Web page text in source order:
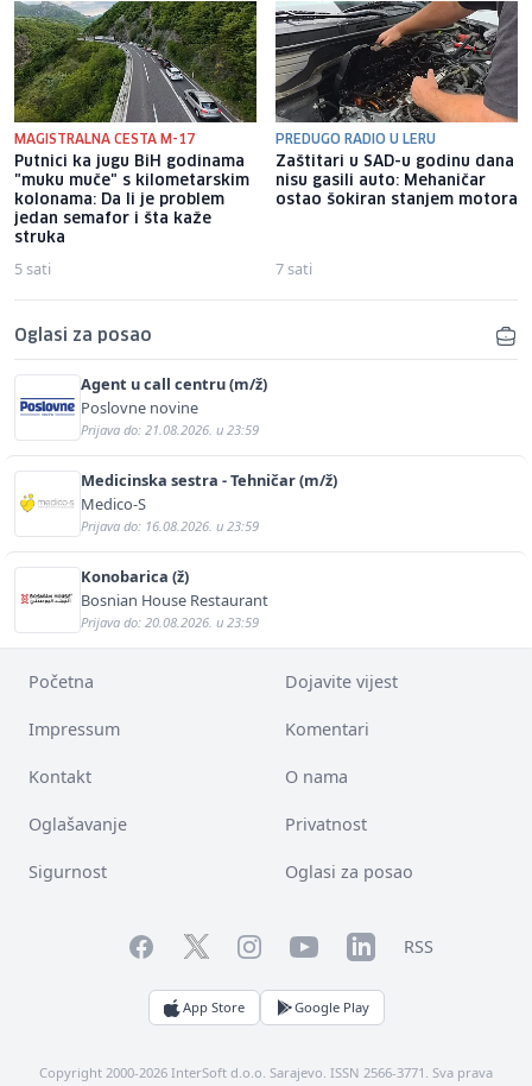
MAGISTRALNA CESTA M-17
Putnici ka jugu BiH godinama
"muku muče" s kilometarskim
kolonama: Da li je problem
jedan semafor i šta kaže
struka
5 sati
PREDUGO RADIO U LERU
Zaštitari u SAD-u godinu dana
nisu gasili auto: Mehaničar
ostao šokiran stanjem motora
7 sati
Oglasi za posao
Agent u call centru (m/ž)
Poslovne novine
Prijava do: 21.08.2026. u 23:59
Medicinska sestra - Tehničar (m/ž)
Medico-S
Prijava do: 16.08.2026. u 23:59
Konobarica (ž)
Bosnian House Restaurant
Prijava do: 20.08.2026. u 23:59
Početna Dojavite vijest
Impressum Komentari
Kontakt O nama
Oglašavanje Privatnost
Sigurnost Oglasi za posao
FacebookTwitterInstagramYouTubeLinkedInRSS
App Store Google Play
Copyright 2000-2026 InterSoft d.o.o. Sarajevo. ISSN 2566-3771. Sva prava